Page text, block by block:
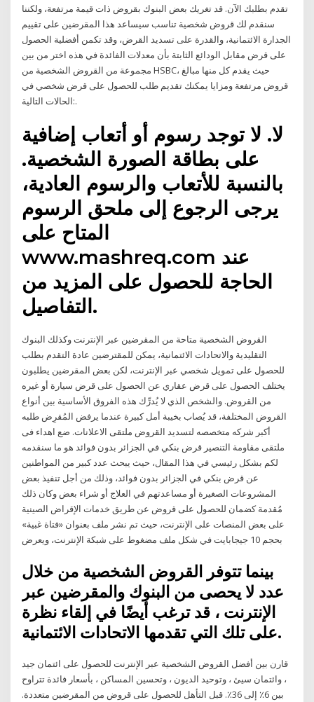
تقدم بطلبك الآن. قد تغريك بعض البنوك بقروض ذات قيمة مرتفعة، ولكننا
سنقدم لك قروض شخصية تناسب سيساعد هذا المقرضين على تقييم
الجدارة الائتمانية، والقدرة على تسديد القرض، وقد تكمن أفضلية الحصول
على قرض مقابل الودائع الثابتة بأن معدلات الفائدة في هذه اختر من بين
مجموعة من القروض الشخصية من HSBC، حيث يقدم كل منها مبالغ
قروض مرتفعة ومزايا يمكنك تقديم طلب للحصول على قرض شخصي في
الحالات التالية:.
لا. لا توجد رسوم أو أتعاب إضافية
على بطاقة الصورة الشخصية.
بالنسبة للأتعاب والرسوم العادية،
يرجى الرجوع إلى ملحق الرسوم
المتاح على
www.mashreq.com عند
الحاجة للحصول على المزيد من
التفاصيل.
القروض الشخصية متاحة من المقرضين عبر الإنترنت وكذلك البنوك
التقليدية والاتحادات الائتمانية، يمكن للمقترضين عادة التقدم بطلب
للحصول على تمويل شخصي عبر الإنترنت، لكن بعض المقرضين يطلبون
يختلف الحصول على قرض عقاري عن الحصول على قرض سيارة أو غيره
من القروض. والشخص الذي لا يُدرِّك هذه الفروق الأساسية بين أنواع
القروض المختلفة، قد يُصاب بخيبة أمل كبيرة عندما يرفض المُقرِض طلبه
أكبر شركه متخصصه لتسديد القروض ملتقى الاعلانات. ضع اهداء فى
ملتقى مقاومة التنصير قرض بنكي في الجزائر بدون فوائد هو ما سنقدمه
لكم بشكل رئيسي في هذا المقال، حيث يبحث عدد كبير من المواطنين
عن قرض بنكي في الجزائر بدون فوائد، وذلك من أجل تنفيذ بعض
المشروعات الصغيرة أو مساعدتهم في العلاج أو شراء بعض وكان ذلك
مُقدمة كضمان للحصول على قروض عن طريق خدمات الإقراض الصينية
على بعض المنصات على الإنترنت، حيث تم نشر ملف بعنوان «فتاة غبية»
بحجم 10 جيجابايت في شكل ملف مضغوط على شبكة الإنترنت، ويعرض
بينما تتوفر القروض الشخصية من خلال
عدد لا يحصى من البنوك والمقرضين عبر
الإنترنت ، قد ترغب أيضًا في إلقاء نظرة
على تلك التي تقدمها الاتحادات الائتمانية.
قارن بين أفضل القروض الشخصية عبر الإنترنت للحصول على ائتمان جيد
، وائتمان سيئ ، وتوحيد الديون ، وتحسين المساكن ، بأسعار فائدة تتراوح
بين 6٪ إلى 36٪. قبل التأهل للحصول على قروض من المقرضين متعددة.